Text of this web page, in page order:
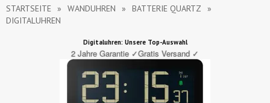
STARTSEITE WANDUHREN
BATTERIE QUARTZ
DIGITALUHREN
Digitaluhren: Unsere Top-Auswahl
2 Jahre Garantie ✓Gratis Versand ✓